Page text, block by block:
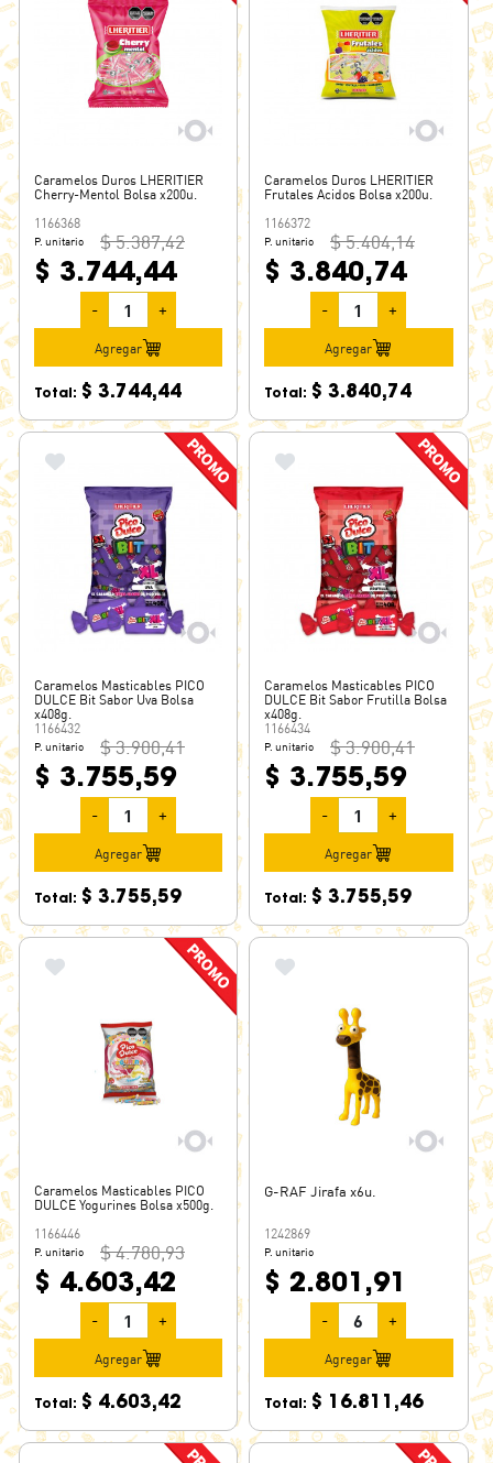
Caramelos Duros LHERITIER
Cherry-Mentol Bolsa x200u.
1166368
P. unitario $ 5.387,42
$ 3.744,44
- +
Agregar
Total: $ 3.744,44
Caramelos Duros LHERITIER
Frutales Acidos Bolsa x200u.
1166372
P. unitario $ 5.404,14
$ 3.840,74
- +
Agregar
Total: $ 3.840,74
Caramelos Masticables PICO
DULCE Bit Sabor Uva Bolsa
x408g.
1166432
P. unitario $ 3.900,41
$ 3.755,59
- +
Agregar
Total: $ 3.755,59
Caramelos Masticables PICO
DULCE Bit Sabor Frutilla Bolsa
x408g.
1166434
P. unitario $ 3.900,41
$ 3.755,59
- +
Agregar
Total: $ 3.755,59
Caramelos Masticables PICO
DULCE Yogurines Bolsa x500g.
1166446
P. unitario $ 4.780,93
$ 4.603,42
- +
Agregar
Total: $ 4.603,42
G-RAF Jirafa x6u.
1242869
P. unitario
$ 2.801,91
- +
Agregar
Total: $ 16.811,46